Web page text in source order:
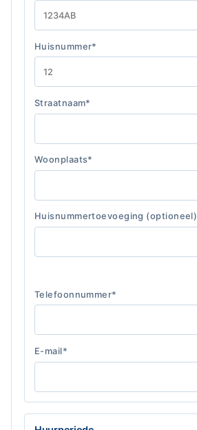
Huisnummer*
Straatnaam*
Woonplaats*
Huisnummertoevoeging (optioneel)
Telefoonnummer*
E-mail*